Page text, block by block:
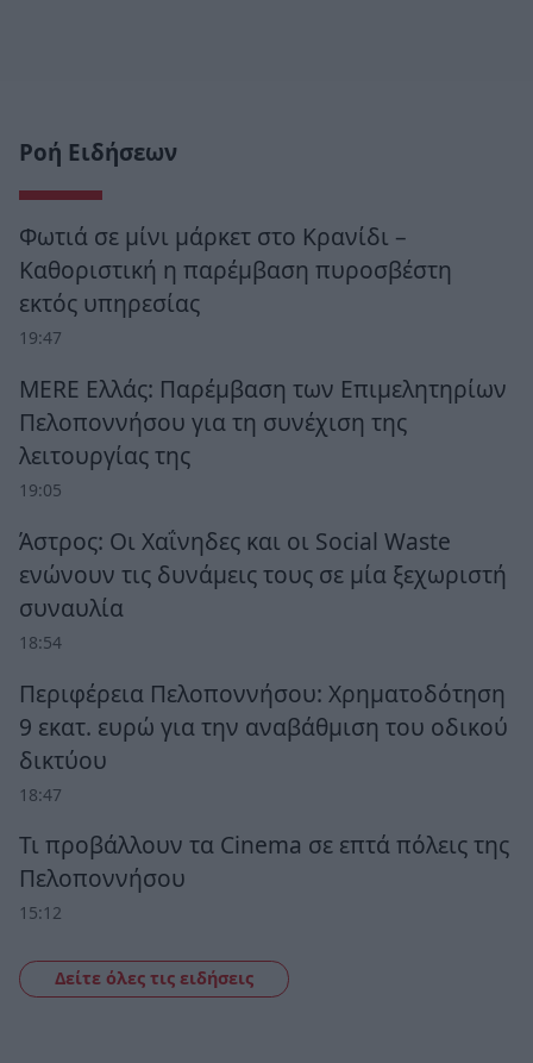
Ροή Ειδήσεων
Φωτιά σε μίνι μάρκετ στο Κρανίδι –
Καθοριστική η παρέμβαση πυροσβέστη
εκτός υπηρεσίας
19:47
MERE Ελλάς: Παρέμβαση των Επιμελητηρίων
Πελοποννήσου για τη συνέχιση της
λειτουργίας της
19:05
Άστρος: Οι Χαΐνηδες και οι Social Waste
ενώνουν τις δυνάμεις τους σε μία ξεχωριστή
συναυλία
18:54
Περιφέρεια Πελοποννήσου: Χρηματοδότηση
9 εκατ. ευρώ για την αναβάθμιση του οδικού
δικτύου
18:47
Τι προβάλλουν τα Cinema σε επτά πόλεις της
Πελοποννήσου
15:12
Δείτε όλες τις ειδήσεις